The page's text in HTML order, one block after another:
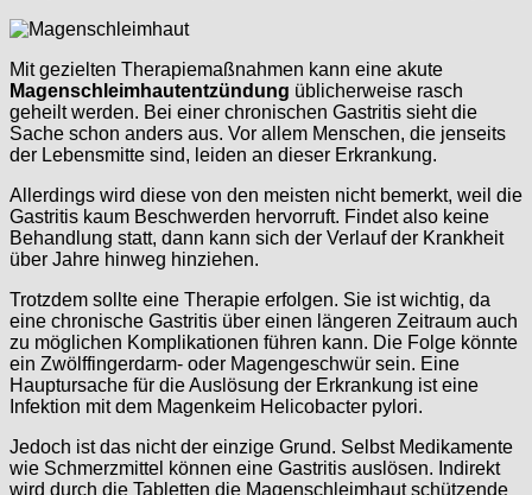
Mit gezielten Therapiemaßnahmen kann eine akute
Magenschleimhautentzündung üblicherweise rasch
geheilt werden. Bei einer chronischen Gastritis sieht die
Sache schon anders aus. Vor allem Menschen, die jenseits
der Lebensmitte sind, leiden an dieser Erkrankung.
Allerdings wird diese von den meisten nicht bemerkt, weil die
Gastritis kaum Beschwerden hervorruft. Findet also keine
Behandlung statt, dann kann sich der Verlauf der Krankheit
über Jahre hinweg hinziehen.
Trotzdem sollte eine Therapie erfolgen. Sie ist wichtig, da
eine chronische Gastritis über einen längeren Zeitraum auch
zu möglichen Komplikationen führen kann. Die Folge könnte
ein Zwölffingerdarm- oder Magengeschwür sein. Eine
Hauptursache für die Auslösung der Erkrankung ist eine
Infektion mit dem Magenkeim Helicobacter pylori.
Jedoch ist das nicht der einzige Grund. Selbst Medikamente
wie Schmerzmittel können eine Gastritis auslösen. Indirekt
wird durch die Tabletten die Magenschleimhaut schützende